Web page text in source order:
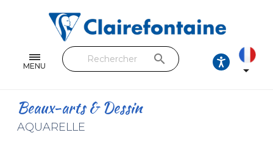
MENU
Feuilles & Copies
Beaux-arts & Dessin
Loisirs créatifs
search

Beaux-arts & Dessin
AQUARELLE